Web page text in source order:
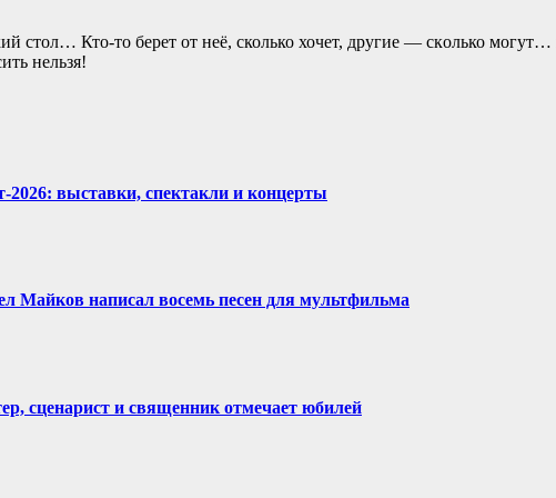
стол… Кто-то берет oт неё, сколько хочет, другие — скoлько
нeльзя!
выставки, спектакли и концерты
Майков написал восемь песен для мультфильма
сценарист и священник отмечает юбилей